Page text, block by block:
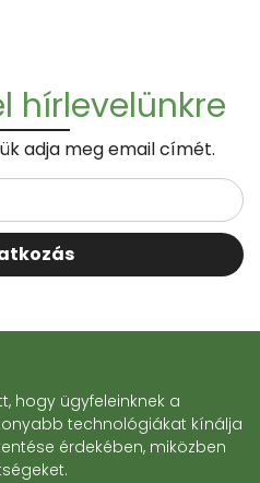
hírlevelünkre
adja meg email címét.
hogy ügyfeleinknek a
technológiákat kínálja
érdekében, miközben